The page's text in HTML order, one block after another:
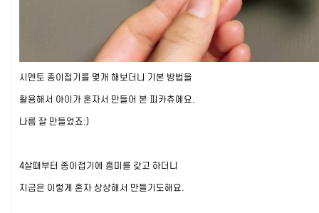
시멘토 종이접기를 몇개 해보더니 기본 방법을
활용해서 아이가 혼자서 만들어 본 피카츄에요.
나름 잘 만들었죠:)
4살때부터 종이접기에 흥미를 갖고 하더니
지금은 이렇게 혼자 상상해서 만들기도해요.